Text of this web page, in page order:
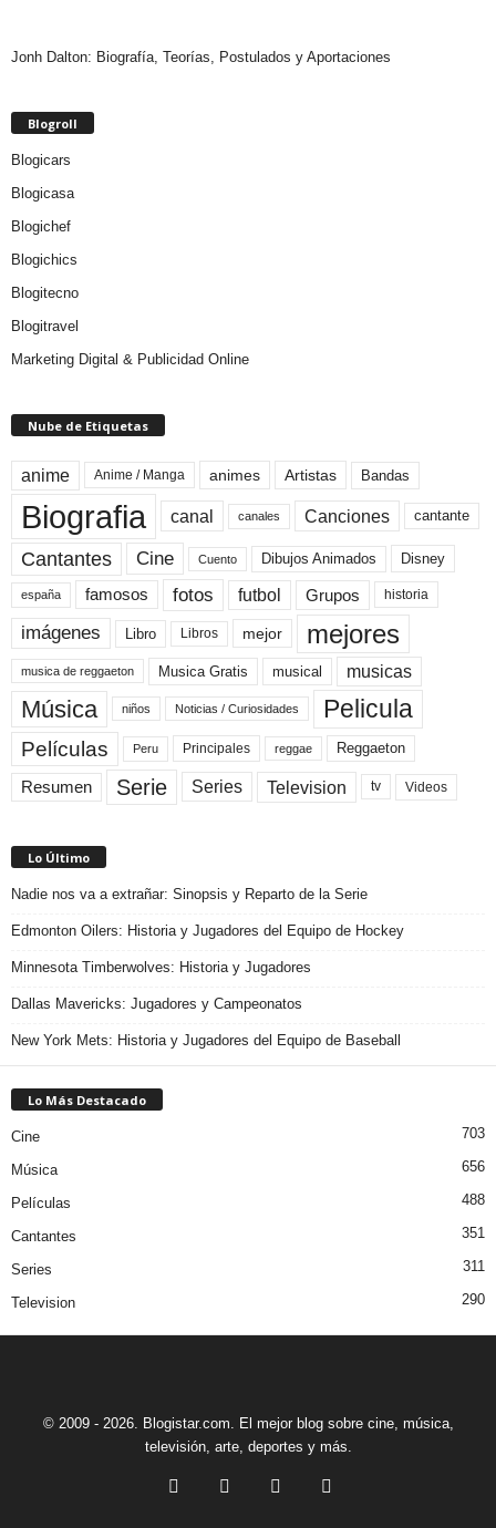
Jonh Dalton: Biografía, Teorías, Postulados y Aportaciones
Blogroll
Blogicars
Blogicasa
Blogichef
Blogichics
Blogitecno
Blogitravel
Marketing Digital & Publicidad Online
Nube de Etiquetas
anime Anime / Manga animes Artistas Bandas
Biografia canal canales Canciones cantante
Cantantes Cine Cuento Dibujos Animados Disney
españa famosos fotos futbol Grupos historia
imágenes Libro Libros mejor mejores
musica de reggaeton Musica Gratis musical musicas
Música niños Noticias / Curiosidades Pelicula
Películas Peru Principales reggae Reggaeton
Resumen Serie Series Television tv Videos
Lo Último
Nadie nos va a extrañar: Sinopsis y Reparto de la Serie
Edmonton Oilers: Historia y Jugadores del Equipo de Hockey
Minnesota Timberwolves: Historia y Jugadores
Dallas Mavericks: Jugadores y Campeonatos
New York Mets: Historia y Jugadores del Equipo de Baseball
Lo Más Destacado
Cine 703
Música 656
Películas 488
Cantantes 351
Series 311
Television 290
© 2009 - 2026. Blogistar.com. El mejor blog sobre cine, música,
televisión, arte, deportes y más.